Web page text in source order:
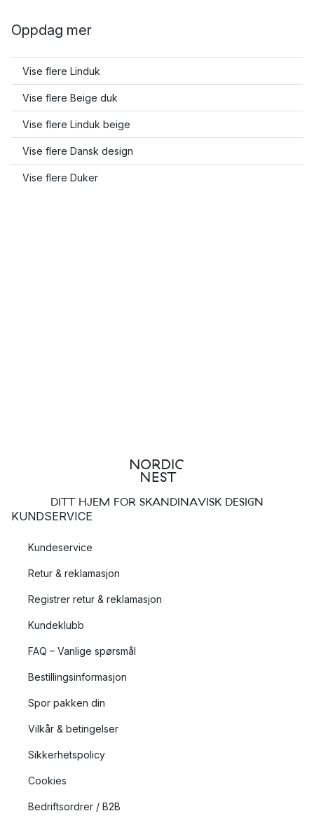
Oppdag mer
Vise flere Linduk
Vise flere Beige duk
Vise flere Linduk beige
Vise flere Dansk design
Vise flere Duker
DITT HJEM FOR SKANDINAVISK DESIGN
KUNDSERVICE
Kundeservice
Retur & reklamasjon
Registrer retur & reklamasjon
Kundeklubb
FAQ – Vanlige spørsmål
Bestillingsinformasjon
Spor pakken din
Vilkår & betingelser
Sikkerhetspolicy
Cookies
Bedriftsordrer / B2B